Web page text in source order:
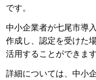
です。
中小企業者が七尾市導
作成し、認定を受けた
活用することができます
詳細については、中小